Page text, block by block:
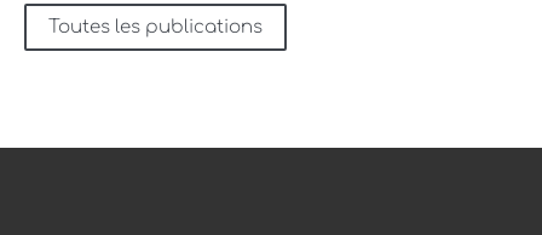
Toutes les publications